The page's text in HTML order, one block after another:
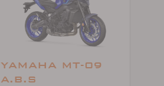
YAMAHA MT-09
A.B.S